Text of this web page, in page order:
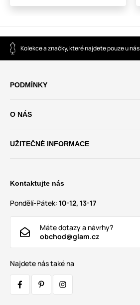
Kolekce a značky, které najdete pouze u nás
PODMÍNKY
O NÁS
UŽITEČNÉ INFORMACE
Kontaktujte nás
Pondělí-Pátek: 10-12, 13-17
Máte dotazy a návrhy?
obchod@glam.cz
Najdete nás také na